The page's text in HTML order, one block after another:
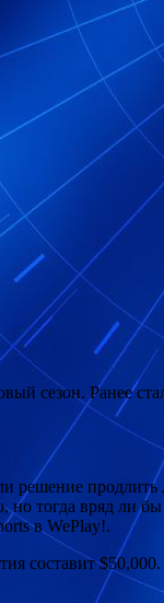
сезон. Ранее
продлить
тогда вряд ли
в WePlay!.
составит $50,000.